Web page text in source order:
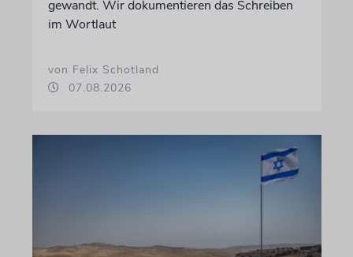
gewandt. Wir dokumentieren das Schreiben
im Wortlaut
von Felix Schotland
07.08.2026